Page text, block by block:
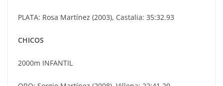
PLATA: Rosa Martínez (2003), Castalia: 35:32.93
CHICOS
2000m INFANTIL